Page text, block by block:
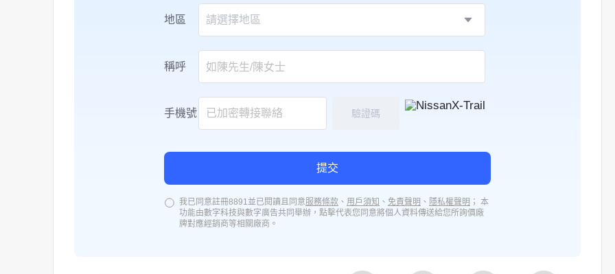
地區 請選擇地區
稱呼
手機號 驗證碼
提交
我已同意註冊8891並已閱讀且同意服務條款 、 用戶須知 、 免責聲明 、 隱私權聲明 ； 本
功能由數字科技與數字廣告共同舉辦，點擊代表您同意將個人資料傳送給您所詢價廠
牌對應經銷商等相關廠商。